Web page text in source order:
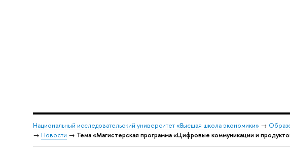
Национальный исследовательский университет «Высшая школа экономики» →
→ Новости → Тема «Магистерская программа «Цифровые коммуникации и